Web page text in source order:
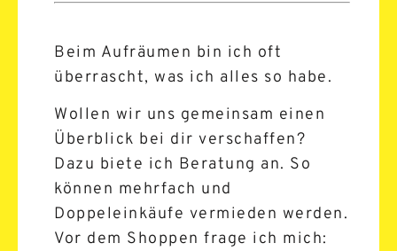
Beim Aufräumen bin ich oft
überrascht, was ich alles so habe.
Wollen wir uns gemeinsam einen
Überblick bei dir verschaffen?
Dazu biete ich Beratung an. So
können mehrfach und
Doppeleinkäufe vermieden werden.
Vor dem Shoppen frage ich mich: